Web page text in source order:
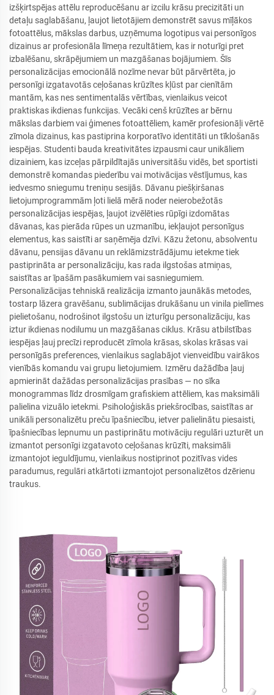
izšķirtspējas attēlu reproducēšanu ar izcilu krāsu precizitāti un
detaļu saglabāšanu, ļaujot lietotājiem demonstrēt savus mīļākos
fotoattēlus, mākslas darbus, uzņēmuma logotipus vai personīgos
dizainus ar profesionāla līmeņa rezultātiem, kas ir noturīgi pret
izbalēšanu, skrāpējumiem un mazgāšanas bojājumiem. Šīs
personalizācijas emocionālā nozīme nevar būt pārvērtēta, jo
personīgi izgatavotās ceļošanas krūzītes kļūst par cienītām
mantām, kas nes sentimentalās vērtības, vienlaikus veicot
praktiskas ikdienas funkcijas. Vecāki cenš krūzītes ar bērnu
mākslas darbiem vai ģimenes fotoattēliem, kamēr profesionāļi vērtē
zīmola dizainus, kas pastiprina korporatīvo identitāti un tīklošanās
iespējas. Studenti bauda kreativitātes izpausmi caur unikāliem
dizainiem, kas izceļas pārpildītajās universitāšu vidēs, bet sportisti
demonstrē komandas piederību vai motivācijas vēstījumus, kas
iedvesmo sniegumu treniņu sesijās. Dāvanu piešķiršanas
lietojumprogrammām ļoti lielā mērā noder neierobežotās
personalizācijas iespējas, ļaujot izvēlēties rūpīgi izdomātas
dāvanas, kas pierāda rūpes un uzmanību, iekļaujot personīgus
elementus, kas saistīti ar saņēmēja dzīvi. Kāzu žetonu, absolventu
dāvanu, pensijas dāvanu un reklāmizstrādājumu ietekme tiek
pastiprināta ar personalizāciju, kas rada ilgstošas atmiņas,
saistītas ar īpašām pasākumiem vai sasniegumiem.
Personalizācijas tehniskā realizācija izmanto jaunākās metodes,
tostarp lāzera gravēšanu, sublimācijas drukāšanu un vinila pielīmes
pielietošanu, nodrošinot ilgstošu un izturīgu personalizāciju, kas
iztur ikdienas nodilumu un mazgāšanas ciklus. Krāsu atbilstības
iespējas ļauj precīzi reproducēt zīmola krāsas, skolas krāsas vai
personīgās preferences, vienlaikus saglabājot vienveidību vairākos
vienībās komandu vai grupu lietojumiem. Izmēru dažādība ļauj
apmierināt dažādas personalizācijas prasības — no sīka
monogrammas līdz drosmīgam grafiskiem attēliem, kas maksimāli
palielina vizuālo ietekmi. Psiholoģiskās priekšrocības, saistītas ar
unikāli personalizētu preču īpašniecību, ietver palielinātu piesaisti,
īpašniecības lepnumu un pastiprinātu motivāciju regulāri uzturēt un
izmantot personīgi izgatavoto ceļošanas krūzīti, maksimāli
izmantojot ieguldījumu, vienlaikus nostiprinot pozitīvas vides
paradumus, regulāri atkārtoti izmantojot personalizētos dzērienu
traukus.